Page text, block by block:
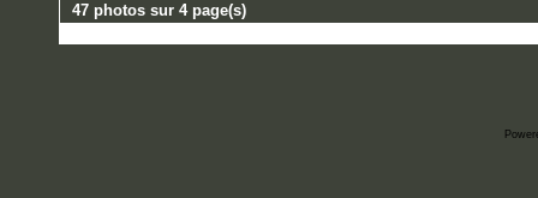
47 photos sur 4 page(s)